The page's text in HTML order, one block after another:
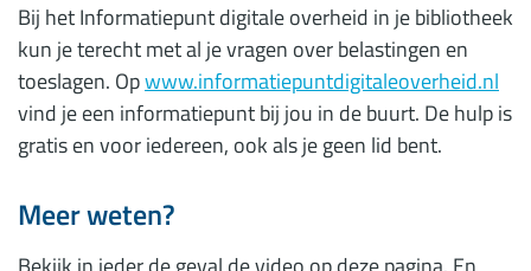
Bij het Informatiepunt digitale overheid in je bibliotheek
kun je terecht met al je vragen over belastingen en
toeslagen. Opwww.informatiepuntdigitaleoverheid.nl
vind je een informatiepunt bij jou in de buurt. De hulp is
gratis en voor iedereen, ook als je geen lid bent.
Meer weten?